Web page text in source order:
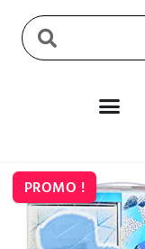
PROMO !